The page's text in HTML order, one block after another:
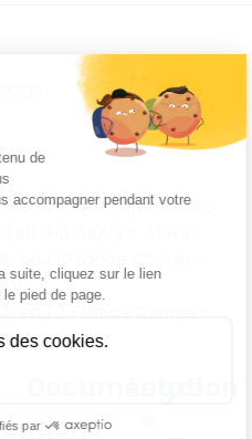
électrique : opérations
H0-H0V) – APAVE